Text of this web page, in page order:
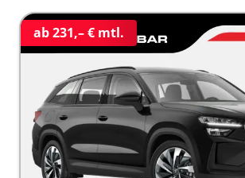
ab 231,– € mtl.